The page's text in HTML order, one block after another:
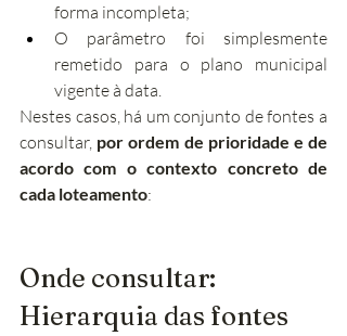
forma incompleta;
O parâmetro foi simplesmente
remetido para o plano municipal
vigente à data.
Nestes casos, há um conjunto de fontes a
consultar, por ordem de prioridade e de
acordo com o contexto concreto de
cada loteamento:
Onde consultar:
Hierarquia das fontes